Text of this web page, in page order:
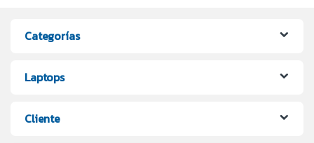
Categorías
Laptops
Cliente